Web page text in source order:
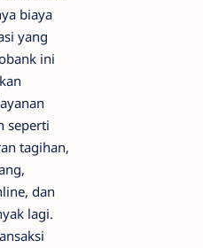
biaya
yang
ini
seperti
tagihan,
dan
lagi.